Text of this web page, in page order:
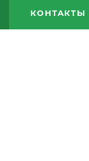
КОНТАКТЫ